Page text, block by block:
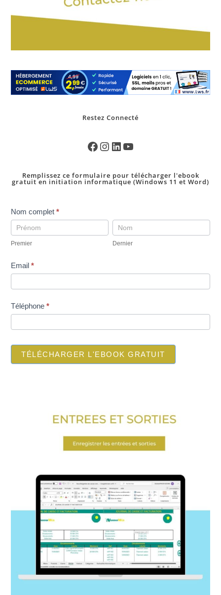
Restez Connecté
Remplissez ce formulaire pour télécharger l'ebook
gratuit en initiation informatique (Windows 11 et Word)
pop
up
telechargement
ebookINI-
Nom complet*
Premier
Premier
Dernier
Dernier
Email*
Téléphone*
TÉLÉCHARGER L'EBOOK GRATUIT